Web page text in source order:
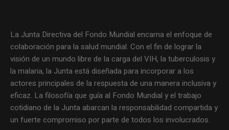
La Junta Directiva del Fondo Mundial encarna el enfoque de
colaboración para la salud mundial. Con el fin de lograr la
visión de un mundo libre de la carga del VIH, la tuberculosis y
la malaria, la Junta está diseñada para incorporar a los
actores principales de la respuesta de una manera inclusiva y
eficaz. La filosofía que guía al Fondo Mundial y el trabajo
cotidiano de la Junta abarcan la responsabilidad compartida y
un fuerte compromiso por parte de todos los involucrados.